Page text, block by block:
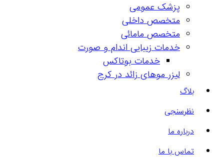
پزشک عمومی
متخصص داخلی
متخصص مامائی
خدمات زیبایی اندام و صورت
خدمات بوتاکس
لیزر موهای زائد در کرج
بلاگ
نظرسنجی
درباره ما
تماس با ما